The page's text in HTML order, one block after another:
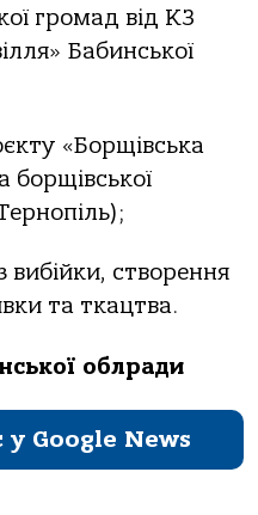
громад від КЗ
Бабинської
«Борщівська
борщівської
вибійки, створення
та ткацтва.
облради
Google News